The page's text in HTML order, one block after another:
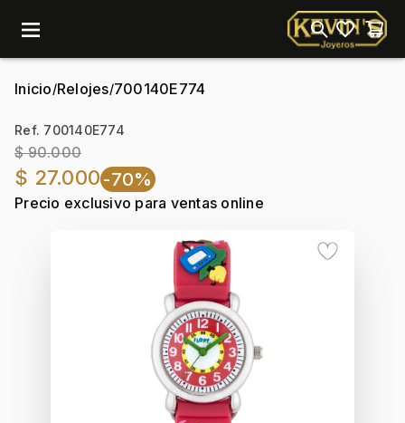
menu
Inicio/Relojes/700140E774
Ref. 700140E774
$ 90.000
$ 27.000 -70%
Precio exclusivo para ventas online